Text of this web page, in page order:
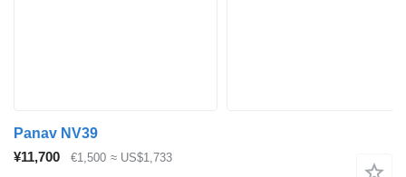
Panav NV39
¥11,700
€1,500 ≈ US$1,733